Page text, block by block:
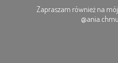
Zapraszam również na